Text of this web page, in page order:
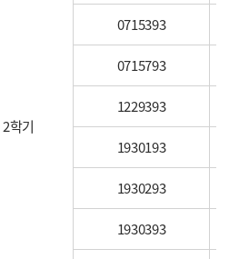
2학기
0715393
0715793
1229393
1930193
1930293
1930393